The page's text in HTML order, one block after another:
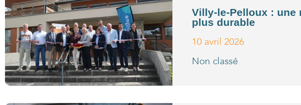
Villy-le-Pelloux : une
plus durable
10 avril 2026
Non classé